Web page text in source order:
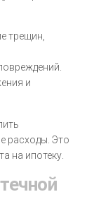
трещин,
и
расходы. Это
на ипотеку.